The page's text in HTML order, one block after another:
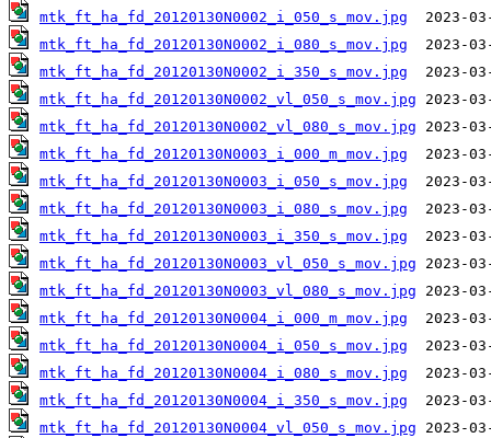
mtk_ft_ha_fd_20120130N0002_i_050_s_mov.jpg
mtk_ft_ha_fd_20120130N0002_i_080_s_mov.jpg
mtk_ft_ha_fd_20120130N0002_i_350_s_mov.jpg
mtk_ft_ha_fd_20120130N0002_vl_050_s_mov.jpg
mtk_ft_ha_fd_20120130N0002_vl_080_s_mov.jpg
mtk_ft_ha_fd_20120130N0003_i_000_m_mov.jpg
mtk_ft_ha_fd_20120130N0003_i_050_s_mov.jpg
mtk_ft_ha_fd_20120130N0003_i_080_s_mov.jpg
mtk_ft_ha_fd_20120130N0003_i_350_s_mov.jpg
mtk_ft_ha_fd_20120130N0003_vl_050_s_mov.jpg
mtk_ft_ha_fd_20120130N0003_vl_080_s_mov.jpg
mtk_ft_ha_fd_20120130N0004_i_000_m_mov.jpg
mtk_ft_ha_fd_20120130N0004_i_050_s_mov.jpg
mtk_ft_ha_fd_20120130N0004_i_080_s_mov.jpg
mtk_ft_ha_fd_20120130N0004_i_350_s_mov.jpg
mtk_ft_ha_fd_20120130N0004_vl_050_s_mov.jpg